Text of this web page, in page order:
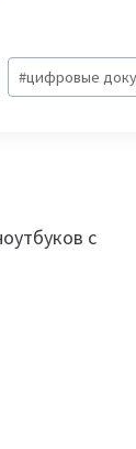
#цифровые
с